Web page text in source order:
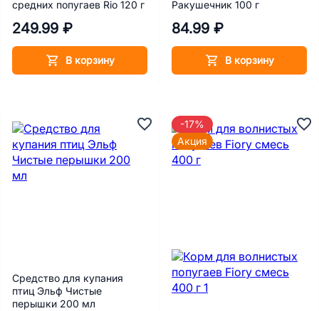
средних попугаев Rio 120 г
249.99 ₽
В корзину
Ракушечник 100 г
84.99 ₽
В корзину
Средство для купания
птиц Эльф Чистые
перышки 200 мл
-17%
Акция